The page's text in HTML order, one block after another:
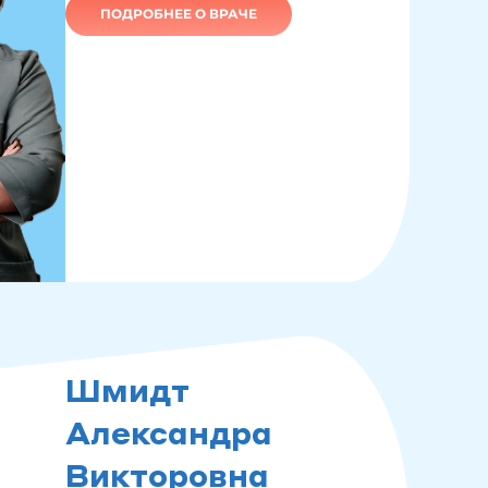
ПОДРОБНЕЕ О ВРАЧЕ
Шмидт
Александра
Викторовна